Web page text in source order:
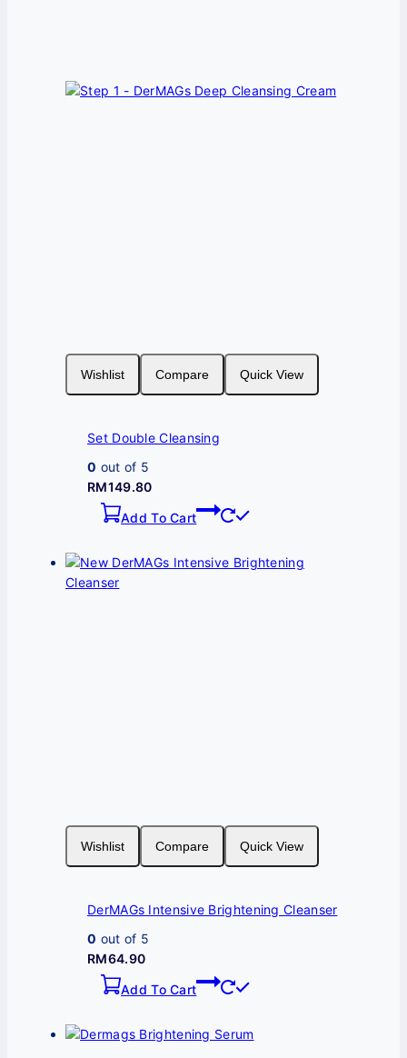
Wishlist Compare Quick View
Set Double Cleansing
0 out of 5
RM149.80
Add To Cart
Wishlist Compare Quick View
DerMAGs Intensive Brightening Cleanser
0 out of 5
RM64.90
Add To Cart